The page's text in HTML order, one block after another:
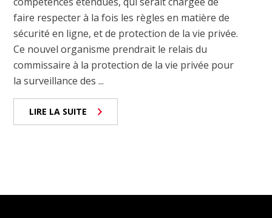
faire respecter à la fois les règles en matière de
sécurité en ligne, et de protection de la vie privée.
Ce nouvel organisme prendrait le relais du
commissaire à la protection de la vie privée pour
la surveillance des ...
LIRE LA SUITE